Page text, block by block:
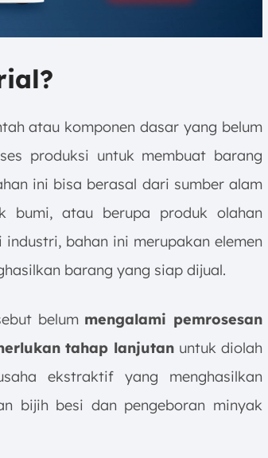
atau komponen dasar yang belum
produksi untuk membuat barang
ini bisa berasal dari sumber alam
bumi, atau berupa produk olahan
bahan ini merupakan elemen
barang yang siap dijual.
belum mengalami pemrosesan
tahap lanjutan untuk diolah
ekstraktif yang menghasilkan
bijih besi dan pengeboran minyak